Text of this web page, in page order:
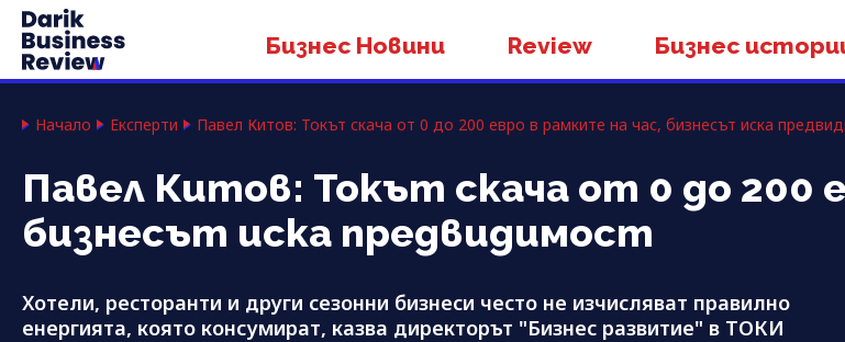
Бизнес Новини Review Бизнес
Начало Експерти Павел Китов: Токът скача от 0 до 200 евро в рамките на час, бизнесът иска
Павел Китов: Токът скача от 0 до 200
бизнесът иска предвидимост
Хотели, ресторанти и други сезонни бизнеси често не изчисляват правилно
енергията, която консумират, казва директорът "Бизнес развитие" в ТОКИ